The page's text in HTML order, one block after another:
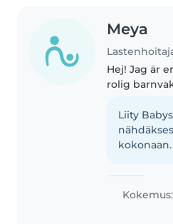
Meya
Hej! Jag är
rolig
har
barn med
med
Liity
kokonaan.